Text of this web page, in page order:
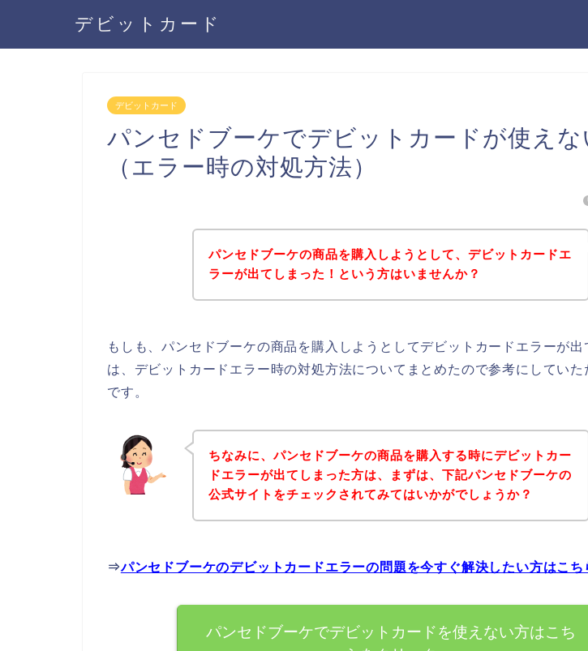
デビットカード
デビットカード
パンセドブーケでデビットカードが使えな
（エラー時の対処方法）
パンセドブーケの商品を購入しようとして、デビットカードエ
ラーが出てしまった！という方はいませんか？
もしも、パンセドブーケの商品を購入しようとしてデビットカードエラーが出
は、デビットカードエラー時の対処方法についてまとめたので参考にしていた
です。
ちなみに、パンセドブーケの商品を購入する時にデビットカー
ドエラーが出てしまった方は、まずは、下記パンセドブーケの
公式サイトをチェックされてみてはいかがでしょうか？
⇒パンセドブーケのデビットカードエラーの問題を今すぐ解決したい方はこち
パンセドブーケでデビットカードを使えない方はこち